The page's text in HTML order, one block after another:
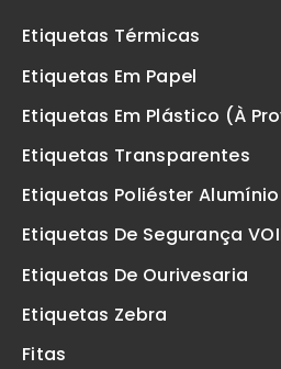
Etiquetas Térmicas
Etiquetas Em Papel
Etiquetas Em Plástico (à
Etiquetas Transparentes
Etiquetas Poliéster Alumínio
Etiquetas De Segurança
Etiquetas De Ourivesaria
Etiquetas Zebra
Fitas